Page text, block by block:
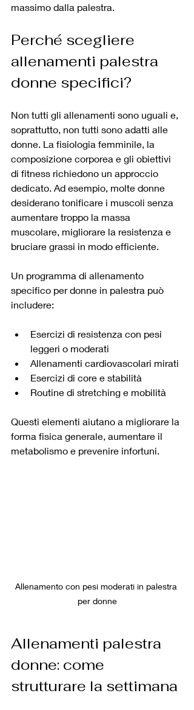
massimo dalla palestra.
Perché scegliere
allenamenti palestra
donne specifici?
Non tutti gli allenamenti sono uguali e,
soprattutto, non tutti sono adatti alle
donne. La fisiologia femminile, la
composizione corporea e gli obiettivi
di fitness richiedono un approccio
dedicato. Ad esempio, molte donne
desiderano tonificare i muscoli senza
aumentare troppo la massa
muscolare, migliorare la resistenza e
bruciare grassi in modo efficiente.
Un programma di allenamento
specifico per donne in palestra può
includere:
Esercizi di resistenza con pesi
leggeri o moderati
Allenamenti cardiovascolari mirati
Esercizi di core e stabilità
Routine di stretching e mobilità
Questi elementi aiutano a migliorare la
forma fisica generale, aumentare il
metabolismo e prevenire infortuni.
Allenamento con pesi moderati in palestra
per donne
Allenamenti palestra
donne: come
strutturare la settimana